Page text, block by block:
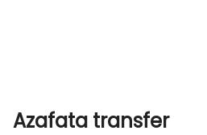
Azafata transfer